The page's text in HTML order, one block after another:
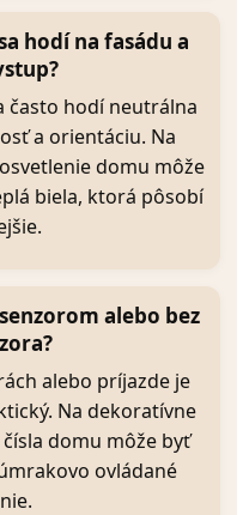
hodí na fasádu a
často hodí neutrálna
a orientáciu. Na
domu môže
biela, ktorá pôsobí
alebo bez
alebo príjazde je
Na dekoratívne
domu môže byť
ovládané